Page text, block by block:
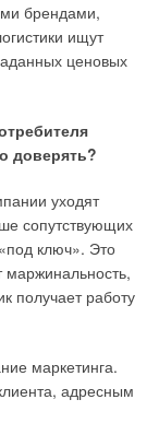
брендами,
ищут
ценовых
доверять?
уходят
сопутствующих
ключ». Это
получает работу
маркетинга.
адресным
даже немного
на
%.
и динамики
с четырьмя
друг
потока
Абкар.
это как ждать,
но ожидание
от пяти
быстрых
которые
положить конец
Всё большее
в этом
ожидаемого
будет означать